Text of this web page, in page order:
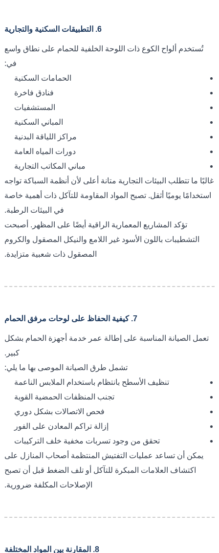
6. التطبيقات السكنية والتجارية
تُستخدم ألواح الكوع ذات اللوحة الخلفية للحمام على نطاق واسع
في:
الحمامات السكنية
فنادق فاخرة
المستشفيات
المباني السكنية
مراكز اللياقة البدنية
دورات المياه العامة
مباني المكاتب التجارية
غالبًا ما تتطلب البيئات التجارية متانة أعلى لأن أنظمة السباكة تواجه
استخدامًا يوميًا أثقل. تصبح المواد المقاومة للتآكل ذات أهمية خاصة
في البيئات الرطبة.
تؤكد المشاريع المعمارية الراقية أيضًا على المظهر. أصبحت
التشطيبات باللون الأسود غير اللامع والنيكل المصقول والكروم
المصقول ذات شعبية متزايدة.
7. كيفية الحفاظ على لوحات مرفق الحمام
تعمل الصيانة المناسبة على إطالة عمر خدمة أجهزة الحمام بشكل
كبير.
تشمل طرق الصيانة الموصى بها ما يلي:
تنظيف الأسطح بانتظام باستخدام الملابس الناعمة
تجنب المنظفات الحمضية القوية
فحص الاتصالات بشكل دوري
إزالة تراكم المعادن على الفور
تحقق من وجود تسربات مخفية خلف التركيبات
يمكن أن تساعد عمليات التفتيش المنتظمة أصحاب المنازل على
اكتشاف العلامات المبكرة للتآكل أو تلف الضغط قبل أن تصبح
الإصلاحات المكلفة ضرورية.
8. المقارنة بين المواد المختلفة